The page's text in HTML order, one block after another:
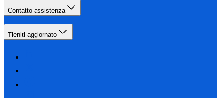
Contatto assistenza
Tieniti aggiornato